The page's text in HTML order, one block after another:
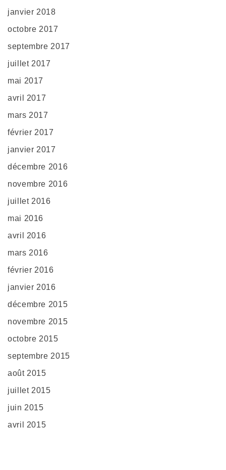
janvier 2018
octobre 2017
septembre 2017
juillet 2017
mai 2017
avril 2017
mars 2017
février 2017
janvier 2017
décembre 2016
novembre 2016
juillet 2016
mai 2016
avril 2016
mars 2016
février 2016
janvier 2016
décembre 2015
novembre 2015
octobre 2015
septembre 2015
août 2015
juillet 2015
juin 2015
avril 2015